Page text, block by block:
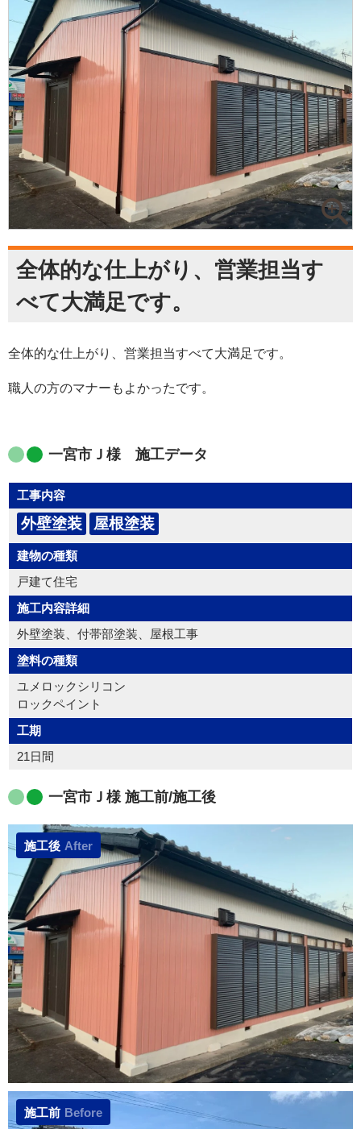
全体的な仕上がり、営業担当す
べて大満足です。
全体的な仕上がり、営業担当すべて大満足です。
職人の方のマナーもよかったです。
一宮市Ｊ様 施工データ
工事内容
外壁塗装 屋根塗装
建物の種類
戸建て住宅
施工内容詳細
外壁塗装、付帯部塗装、屋根工事
塗料の種類
ユメロックシリコン
ロックペイント
工期
21日間
一宮市Ｊ様 施工前/施工後
施工後 After
施工前 Before